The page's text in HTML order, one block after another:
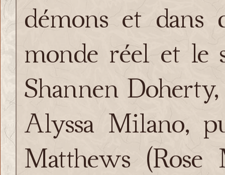
démons et dans
monde réel et le
Shannen
Alyssa Milano,
Matthews (Rose